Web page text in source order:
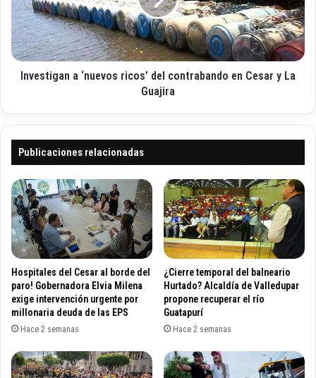
i
c
o
r
a
l
o
l
e
d
u
p
a
r
t
i
g
a
v
o
s
i
c
o
s
’
d
e
l
o
n
Investigan a ‘nuevos ricos’ del contrabando en Cesar y La
Guajira
Publicaciones relacionadas
Hospitales del Cesar al borde del
paro! Gobernadora Elvia Milena
exige intervención urgente por
millonaria deuda de las EPS
Hace 2 semanas
¿Cierre temporal del balneario
Hurtado? Alcaldía de Valledupar
propone recuperar el río
Guatapurí
Hace 2 semanas